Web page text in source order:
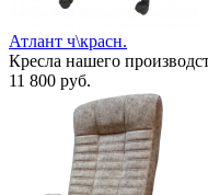
Атлант ч\красн.
Кресла нашего
11 800 руб.